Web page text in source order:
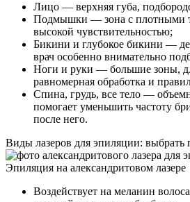
Лицо — верхняя губа,
Подмышки — зона с плотными
высокой чувствительностью;
Бикини и глубокое бикини —
врач особенно внимательно
Ноги и руки — большие зоны,
равномерная обработка и
Спина, грудь, все тело —
помогает уменьшить частоту
после него.
Виды лазеров для эпиляции: выбрать
Эпиляция на александритовом лазере
Воздействует на меланин